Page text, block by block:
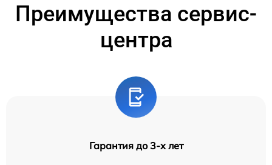
Преимущества сервис-
центра
Гарантия до 3-х лет